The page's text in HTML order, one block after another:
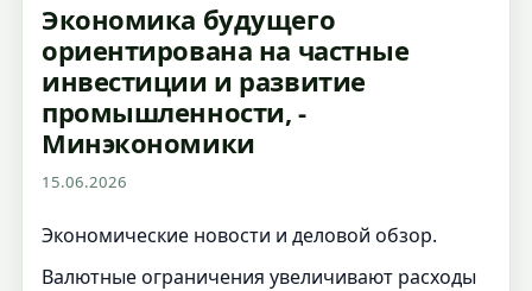
Экономика будущего
ориентирована на частные
инвестиции и развитие
промышленности, -
Минэкономики
15.06.2026
Экономические новости и деловой обзор.
Валютные ограничения увеличивают расходы